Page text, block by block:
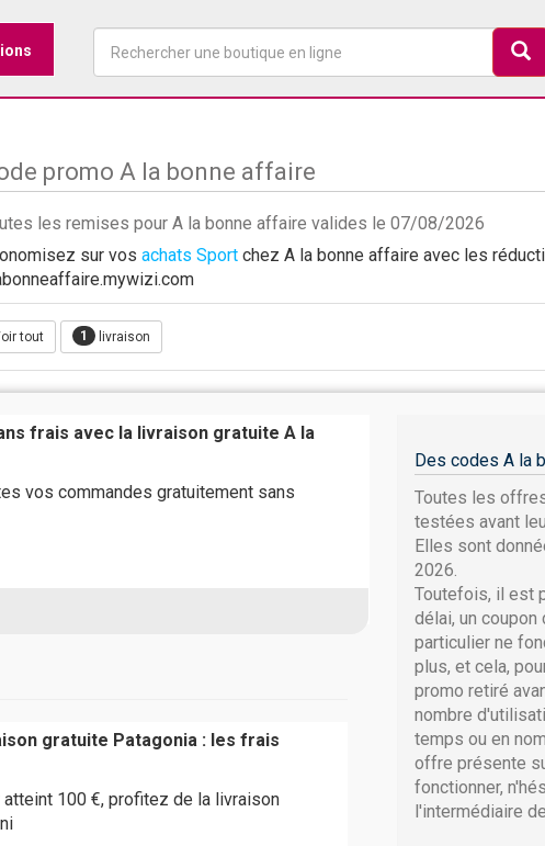
promo A la bonne affaire
les remises pour A la bonne affaire valides le 07/08/2026
sur vos achats Sport chez A la bonne affaire avec les
tout 1 livraison
frais avec la livraison gratuite A la
vos commandes gratuitement sans
gratuite Patagonia : les frais
100 €, profitez de la livraison
Des codes A la
Toutes les
testées avant
Elles sont
2026.
Toutefois, il est
délai, un
particulier ne
plus, et cela,
promo retiré
nombre
temps ou en
offre présente
fonctionner,
l'intermédiaire